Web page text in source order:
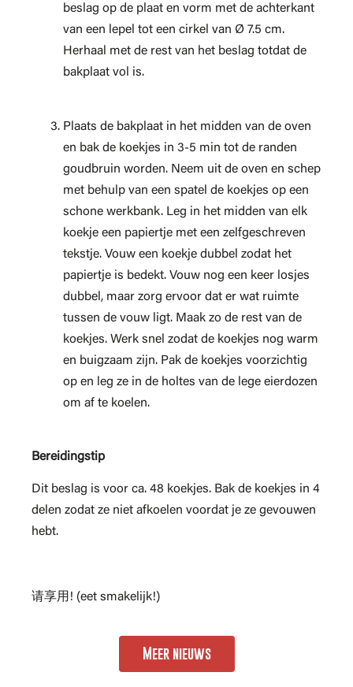
beslag op de plaat en vorm met de achterkant
van een lepel tot een cirkel van Ø 7.5 cm.
Herhaal met de rest van het beslag totdat de
bakplaat vol is.
Plaats de bakplaat in het midden van de oven
en bak de koekjes in 3-5 min tot de randen
goudbruin worden. Neem uit de oven en schep
met behulp van een spatel de koekjes op een
schone werkbank. Leg in het midden van elk
koekje een papiertje met een zelfgeschreven
tekstje. Vouw een koekje dubbel zodat het
papiertje is bedekt. Vouw nog een keer losjes
dubbel, maar zorg ervoor dat er wat ruimte
tussen de vouw ligt. Maak zo de rest van de
koekjes. Werk snel zodat de koekjes nog warm
en buigzaam zijn. Pak de koekjes voorzichtig
op en leg ze in de holtes van de lege eierdozen
om af te koelen.
Bereidingstip
Dit beslag is voor ca. 48 koekjes. Bak de koekjes in 4
delen zodat ze niet afkoelen voordat je ze gevouwen
hebt.
请享用! (eet smakelijk!)
Meer nieuws